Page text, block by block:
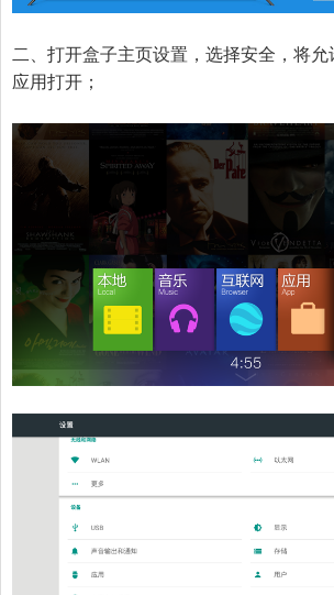
二、打开盒子主页设置，选择安全，将
应用打开；